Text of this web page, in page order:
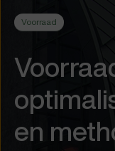
Voorraad
en